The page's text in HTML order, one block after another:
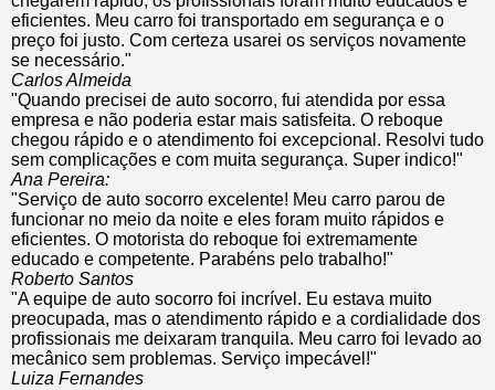
eficientes. Meu carro foi transportado em segurança e o
preço foi justo. Com certeza usarei os serviços novamente
se necessário."
Carlos Almeida
"Quando precisei de auto socorro, fui atendida por essa
empresa e não poderia estar mais satisfeita. O reboque
chegou rápido e o atendimento foi excepcional. Resolvi tudo
sem complicações e com muita segurança. Super indico!"
Ana Pereira:
"Serviço de auto socorro excelente! Meu carro parou de
funcionar no meio da noite e eles foram muito rápidos e
eficientes. O motorista do reboque foi extremamente
educado e competente. Parabéns pelo trabalho!"
Roberto Santos
"A equipe de auto socorro foi incrível. Eu estava muito
preocupada, mas o atendimento rápido e a cordialidade dos
profissionais me deixaram tranquila. Meu carro foi levado ao
mecânico sem problemas. Serviço impecável!"
Luiza Fernandes